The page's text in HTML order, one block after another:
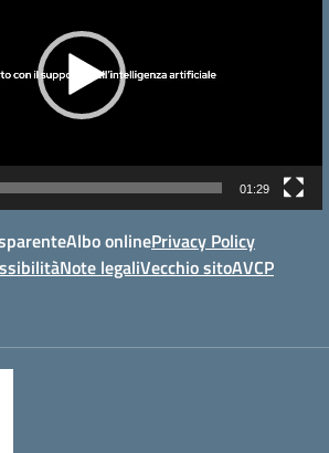
01:29
Albo onlinePrivacy Policy
Note legaliVecchio sitoAVCP